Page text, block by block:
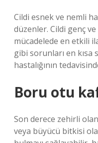
Cildi esnek ve nemli
düzenler. Cildi genç ve
mücadelede en etkili
gibi sorunları en
hastalığının
Boru otu
Son derece zehirli
veya büyücü bitkisi